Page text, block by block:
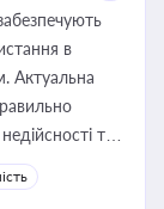
в
Актуальна
та
влади та